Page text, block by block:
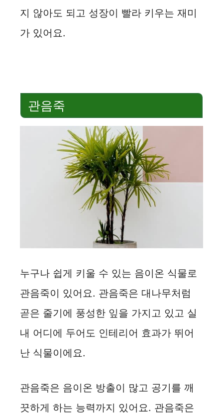
지 않아도 되고 성장이 빨라 키우는 재미
가 있어요.
관음죽
누구나 쉽게 키울 수 있는 음이온 식물로
관음죽이 있어요. 관음죽은 대나무처럼
곧은 줄기에 풍성한 잎을 가지고 있고 실
내 어디에 두어도 인테리어 효과가 뛰어
난 식물이에요.
관음죽은 음이온 방출이 많고 공기를 깨
끗하게 하는 능력까지 있어요. 관음죽은